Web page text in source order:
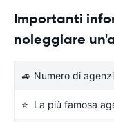
Importanti
noleggiare
🚙 Numero di
⭐ La più famosa